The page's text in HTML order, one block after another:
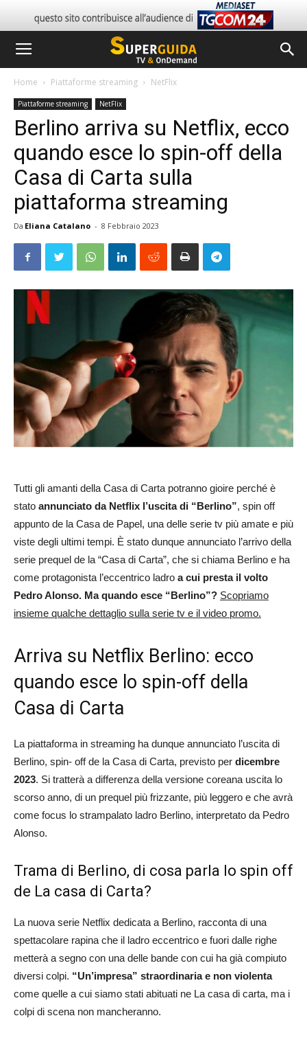
Home Piattaforme streaming NetFlix
Piattaforme streaming NetFlix
Berlino arriva su Netflix, ecco
quando esce lo spin-off della
Casa di Carta sulla
piattaforma streaming
Da Eliana Catalano - 8 Febbraio 2023
Tutti gli amanti della Casa di Carta potranno gioire perché è
stato annunciato da Netflix l’uscita di “Berlino”, spin off
appunto de la Casa de Papel, una delle serie tv più amate e più
viste degli ultimi tempi. È stato dunque annunciato l’arrivo della
serie prequel de la “Casa di Carta”, che si chiama Berlino e ha
come protagonista l’eccentrico ladro a cui presta il volto
Pedro Alonso. Ma quando esce “Berlino”? Scopriamo
insieme qualche dettaglio sulla serie tv e il video promo.
Arriva su Netflix Berlino: ecco
quando esce lo spin-off della
Casa di Carta
La piattaforma in streaming ha dunque annunciato l’uscita di
Berlino, spin- off de la Casa di Carta, previsto per dicembre
2023. Si tratterà a differenza della versione coreana uscita lo
scorso anno, di un prequel più frizzante, più leggero e che avrà
come focus lo strampalato ladro Berlino, interpretato da Pedro
Alonso.
Trama di Berlino, di cosa parla lo spin off
de La casa di Carta?
La nuova serie Netflix dedicata a Berlino, racconta di una
spettacolare rapina che il ladro eccentrico e fuori dalle righe
metterà a segno con una delle bande con cui ha già compiuto
diversi colpi. “Un’impresa” straordinaria e non violenta
come quelle a cui siamo stati abituati ne La casa di carta, ma i
colpi di scena non mancheranno.